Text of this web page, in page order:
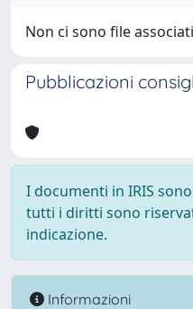
Non ci sono file
Pubblicazioni
I documenti in IRIS
tutti i diritti sono
indicazione.
Informazioni